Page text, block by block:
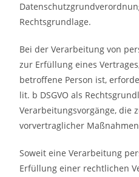
Rechtsgrundlage.
Bei der Verarbeitung von
zur Erfüllung eines
betroffene Person ist,
lit. b DSGVO als
Verarbeitungsvorgänge, die
vorvertraglicher
Soweit eine Verarbeitung
Erfüllung einer rechtlichen